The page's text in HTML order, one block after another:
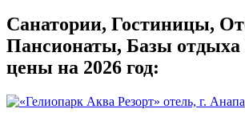
Санатории, Гостиницы,
Пансионаты, Базы отдыха
цены на 2026 год: